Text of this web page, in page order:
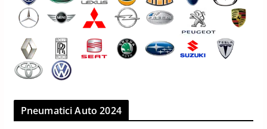
Pneumatici Auto 2024